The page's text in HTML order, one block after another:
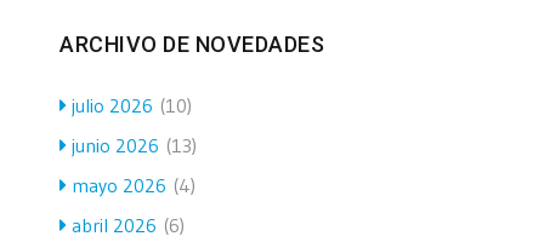
ARCHIVO DE NOVEDADES
julio 2026 (10)
junio 2026 (13)
mayo 2026 (4)
abril 2026 (6)